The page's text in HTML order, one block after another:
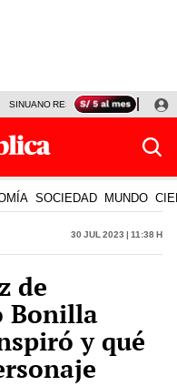
SINUANO RESULTADOS HOY
SOCIEDAD MUNDO
30 Jul 2023 | 11:38 h
de
Bonilla
y qué